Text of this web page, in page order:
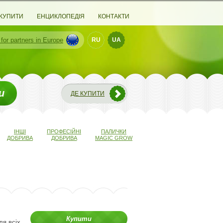
ЕНЦИКЛОПЕДІЯ КОНТАКТИ
partners in Europe RU UA
ДЕ КУПИТИ
ІНШІ
ДОБРИВА
ПРОФЕСІЙНІ
ДОБРИВА
ПАЛИЧКИ
MAGIC GROW
Купити